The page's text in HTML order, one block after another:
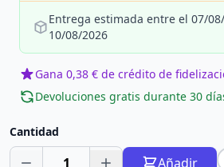
Entrega estimada entre el 07/
10/08/2026
Gana 0,38 € de crédito de
Devoluciones gratis durante 30
Cantidad
1 Añadir